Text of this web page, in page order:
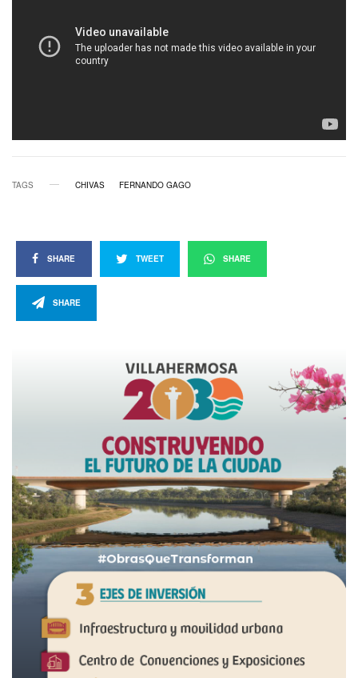
TAGS CHIVAS FERNANDO GAGO
SHARE TWEET SHARE
SHARE